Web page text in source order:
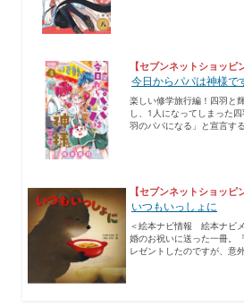
【セブンネットショッピ
今日からパパは神様
楽しい修学旅行編！四羽と
し、1人になってしまった
羽のパパになる」と宣言す
【セブンネットショッピ
いつもいっしょに
＜絵本ナビ情報 絵本ナビ
婚のお祝いに送った一冊。
レゼントしたのですが、意